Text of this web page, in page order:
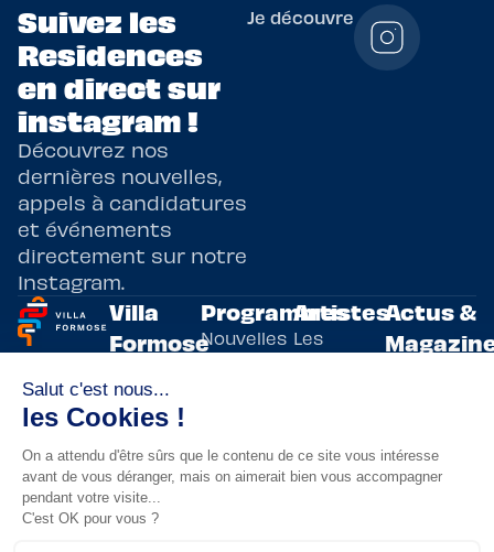
Suivez les
Residences
en direct sur
instagram !
Découvrez nos
dernières nouvelles,
appels à candidatures
et événements
directement sur notre
Instagram.
Je découvre
Programmes
de
résidences
artistiques
bilatérales,
entre la
France et
Taïwan.
Villa
Formose
Adoptez
un artiste
Lieux de
résidence
Programmes
Nouvelles
écritures
Arts
vivants
Artistes
Les
artistes
Actus &